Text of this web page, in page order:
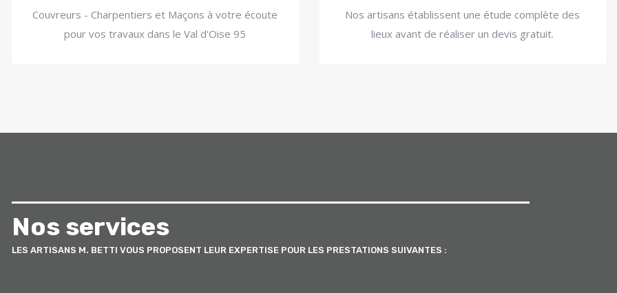
Couvreurs - Charpentiers et Maçons à votre écoute
pour vos travaux dans le Val d'Oise 95
Nos artisans établissent une étude complète des
lieux avant de réaliser un devis gratuit.
Nos services
LES ARTISANS M. BETTI VOUS PROPOSENT LEUR EXPERTISE POUR LES PRESTATIONS SUIVANTES :